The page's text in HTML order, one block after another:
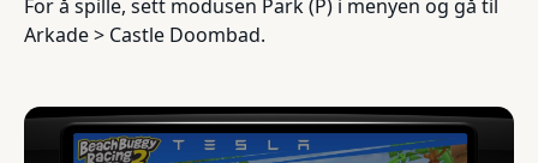
For å spille, sett modusen Park (P) i menyen og gå til
Arkade > Castle Doombad.